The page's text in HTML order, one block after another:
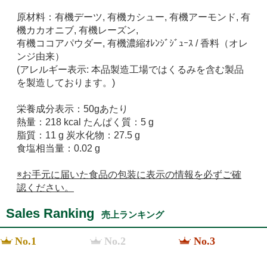
原材料： 有機デーツ, 有機カシュー, 有機アーモンド, 有
機カカオニブ, 有機レーズン,
有機ココアパウダー, 有機濃縮ｵﾚﾝｼﾞｼﾞｭｰｽ / 香料（オレ
ンジ由来）
(アレルギー表示: 本品製造工場ではくるみを含む製品
を製造しております。)
栄養成分表示：50gあたり
熱量：218 kcal たんぱく質：5 g
脂質：11 g 炭水化物：27.5 g
食塩相当量：0.02 g
※お手元に届いた食品の包装に表示の情報を必ずご確
認ください。
Sales Ranking 売上ランキング
No.1 No.2 No.3